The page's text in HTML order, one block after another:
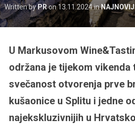
Written byPR on13.11.2024in
U Markusovom
održana je tijekom vikenda
svečanost otvorenja prve
kušaonice u Splitu i jedne
najekskluzivnijih u